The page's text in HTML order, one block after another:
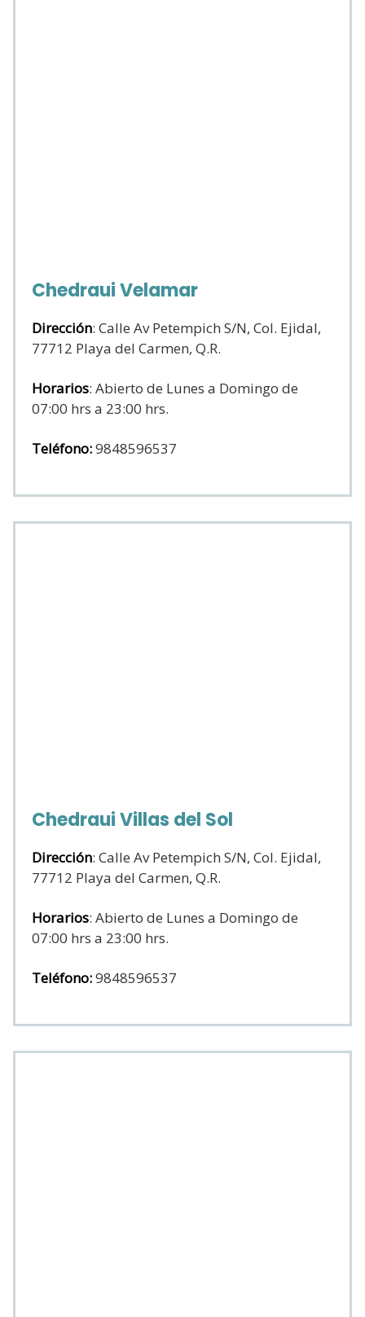
Chedraui Velamar
Dirección: Calle Av Petempich S/N, Col. Ejidal,
77712 Playa del Carmen, Q.R.
Horarios: Abierto de Lunes a Domingo de
07:00 hrs a 23:00 hrs.
Teléfono:9848596537
Chedraui Villas del Sol
Dirección: Calle Av Petempich S/N, Col. Ejidal,
77712 Playa del Carmen, Q.R.
Horarios: Abierto de Lunes a Domingo de
07:00 hrs a 23:00 hrs.
Teléfono:9848596537